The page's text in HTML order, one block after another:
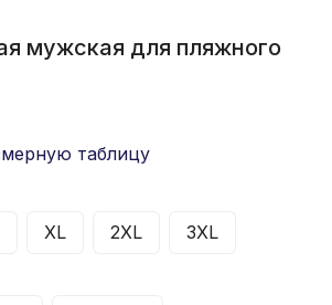
мужская для пляжного
таблицу
XL 2XL 3XL